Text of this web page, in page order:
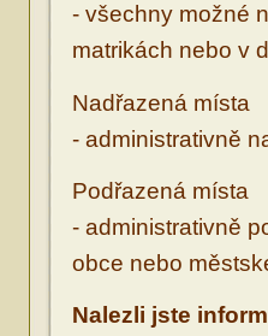
- všechny možné
matrikách nebo v
Nadřazená místa
- administrativně
Podřazená místa
- administrativně
obce nebo
Nalezli jste